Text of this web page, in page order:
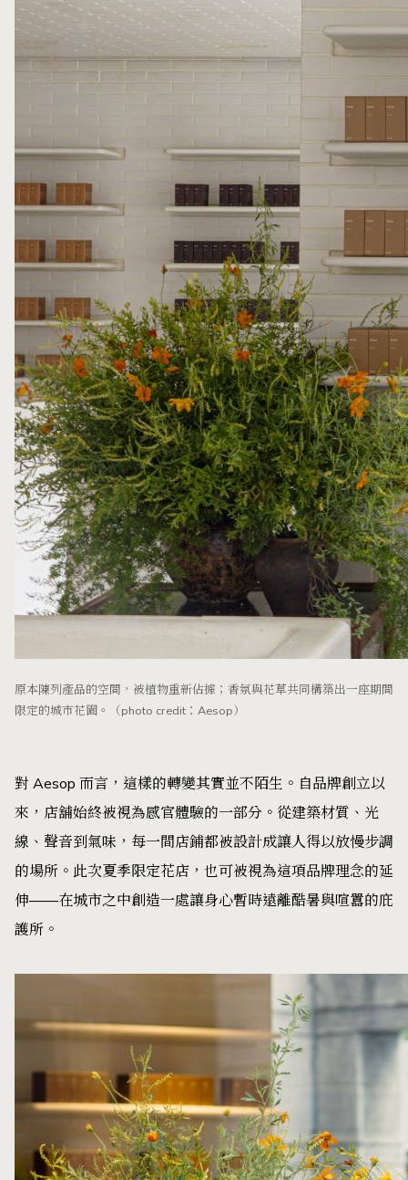
原本陳列產品的空間，被植物重新佔據；香氛與花草共同構築出一座期間
限定的城市花園。（photo credit：Aesop）
對 Aesop 而言，這樣的轉變其實並不陌生。自品牌創立以
來，店舖始終被視為感官體驗的一部分。從建築材質、光
線、聲音到氣味，每一間店鋪都被設計成讓人得以放慢步調
的場所。此次夏季限定花店，也可被視為這項品牌理念的延
伸——在城市之中創造一處讓身心暫時遠離酷暑與喧囂的庇
護所。